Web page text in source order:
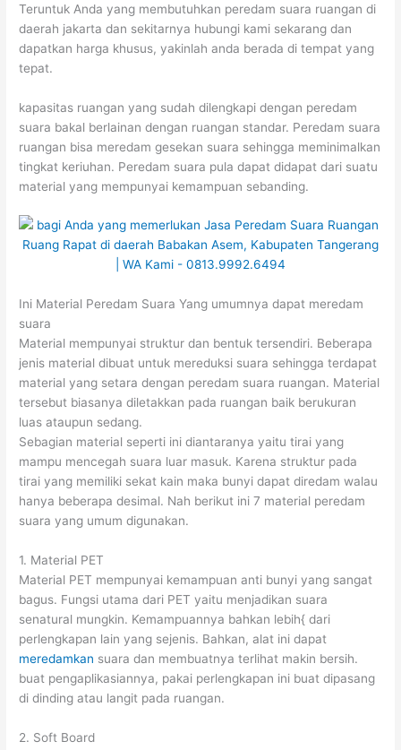
Teruntuk Anda yang membutuhkan peredam suara ruangan di
daerah jakarta dan sekitarnya hubungi kami sekarang dan
dapatkan harga khusus, yakinlah anda berada di tempat yang
tepat.
kapasitas ruangan yang sudah dilengkapi dengan peredam
suara bakal berlainan dengan ruangan standar. Peredam suara
ruangan bisa meredam gesekan suara sehingga meminimalkan
tingkat keriuhan. Peredam suara pula dapat didapat dari suatu
material yang mempunyai kemampuan sebanding.
Ini Material Peredam Suara Yang umumnya dapat meredam
suara
Material mempunyai struktur dan bentuk tersendiri. Beberapa
jenis material dibuat untuk mereduksi suara sehingga terdapat
material yang setara dengan peredam suara ruangan. Material
tersebut biasanya diletakkan pada ruangan baik berukuran
luas ataupun sedang.
Sebagian material seperti ini diantaranya yaitu tirai yang
mampu mencegah suara luar masuk. Karena struktur pada
tirai yang memiliki sekat kain maka bunyi dapat diredam walau
hanya beberapa desimal. Nah berikut ini 7 material peredam
suara yang umum digunakan.
1. Material PET
Material PET mempunyai kemampuan anti bunyi yang sangat
bagus. Fungsi utama dari PET yaitu menjadikan suara
senatural mungkin. Kemampuannya bahkan lebih{ dari
perlengkapan lain yang sejenis. Bahkan, alat ini dapat
meredamkan suara dan membuatnya terlihat makin bersih.
buat pengaplikasiannya, pakai perlengkapan ini buat dipasang
di dinding atau langit pada ruangan.
2. Soft Board